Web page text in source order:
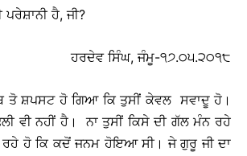
ਹੈ, ਜੀ?
ਹਰਦੇਵ ਸਿੰਘ, ਜੰਮੂ-੧੭.੦੫.੨੦੧੮
ਤੋ ਸ਼ਪਸਟ ਹੋ ਗਿਆ ਕਿ ਤੁਸੀਂ ਕੇਵਲ ਸਵਾਦੂ ਹੋ।
ਵੀ ਨਹੀਂ ਹੈ। ਨਾ ਤੁਸੀਂ ਕਿਸੇ ਦੀ ਗੱਲ ਮੰਨ ਰਹੇ
ਹੋ ਕਿ ਕਦੋਂ ਜਨਮ ਹੋਇਆ ਸੀ। ਜੇ ਗੁਰੂ ਜੀ ਦਾ